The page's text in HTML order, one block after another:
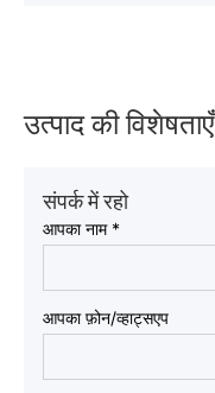
उत्पाद की विशेषताएँ
संपर्क में रहो
आपका नाम *
आपका फ़ोन/व्हाट्सएप